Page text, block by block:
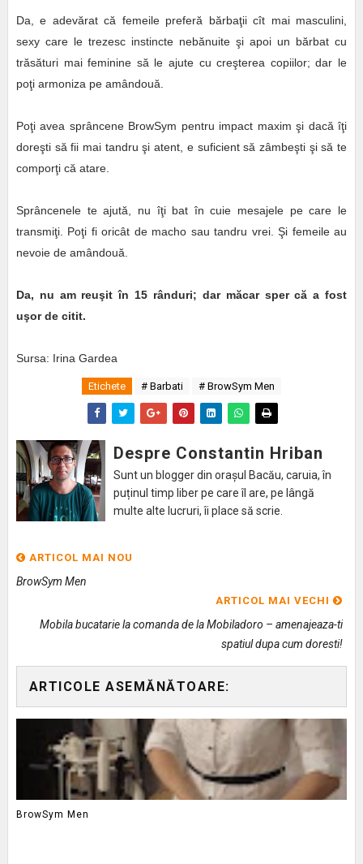
Da, e adevărat că femeile preferă bărbaţii cît mai masculini,
sexy care le trezesc instincte nebănuite şi apoi un bărbat cu
trăsături mai feminine să le ajute cu creşterea copiilor; dar le
poţi armoniza pe amândouă.
Poţi avea sprâncene BrowSym pentru impact maxim şi dacă îţi
doreşti să fii mai tandru şi atent, e suficient să zâmbeşti şi să te
comporţi că atare.
Sprâncenele te ajută, nu îţi bat în cuie mesajele pe care le
transmiţi. Poţi fi oricât de macho sau tandru vrei. Şi femeile au
nevoie de amândouă.
Da, nu am reuşit în 15 rânduri; dar măcar sper că a fost
uşor de citit.
Sursa: Irina Gardea
Etichete # Barbati # BrowSym Men
Despre Constantin Hriban
Sunt un blogger din orașul Bacău, caruia, în
puținul timp liber pe care îl are, pe lângă
multe alte lucruri, îi place să scrie.
ARTICOL MAI NOU
BrowSym Men
ARTICOL MAI VECHI
Mobila bucatarie la comanda de la Mobiladoro – amenajeaza-ti
spatiul dupa cum doresti!
ARTICOLE ASEMĂNĂTOARE:
BrowSym Men